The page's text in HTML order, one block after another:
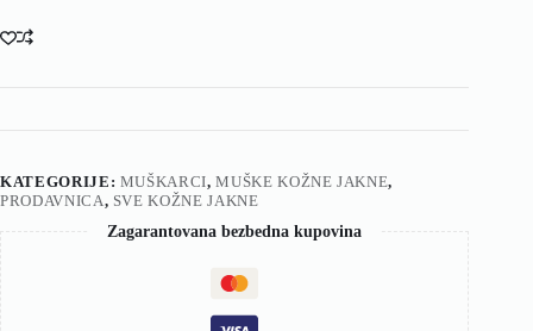
KATEGORIJE: MUŠKARCI,MUŠKE KOŽNE JAKNE,
PRODAVNICA, SVE KOŽNE JAKNE
Zagarantovana bezbedna kupovina